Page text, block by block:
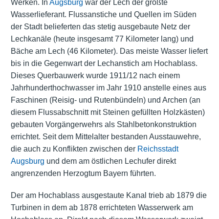
Werken. In Augsburg war der Lech der größte
Wasserlieferant. Flussanstiche und Quellen im Süden
der Stadt belieferten das stetig ausgebaute Netz der
Lechkanäle (heute insgesamt 77 Kilometer lang) und
Bäche am Lech (46 Kilometer). Das meiste Wasser liefert
bis in die Gegenwart der Lechanstich am Hochablass.
Dieses Querbauwerk wurde 1911/12 nach einem
Jahrhunderthochwasser im Jahr 1910 anstelle eines aus
Faschinen (Reisig- und Rutenbündeln) und Archen (an
diesem Flussabschnitt mit Steinen gefüllten Holzkästen)
gebauten Vorgängerwehrs als Stahlbetonkonstruktion
errichtet. Seit dem Mittelalter bestanden Ausstauwehre,
die auch zu Konflikten zwischen der Reichsstadt
Augsburg und dem am östlichen Lechufer direkt
angrenzenden Herzogtum Bayern führten.
Der am Hochablass ausgestaute Kanal trieb ab 1879 die
Turbinen in dem ab 1878 errichteten Wasserwerk am